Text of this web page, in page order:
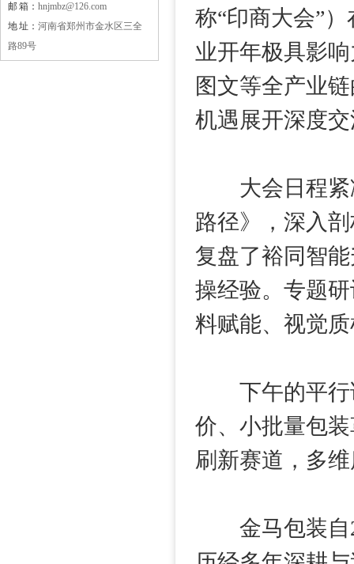
邮 箱： hnjmbz@126.com
地 址： 河南省郑州市金水区三全
路89号
称“印商大会”
业开年极具影
图文等全产业
机遇展开深度
大会日程紧
路径》，深入
复盘了裕同智
操经验。专题
料赋能、视觉
下午的平行
价、小批量包
刷新赛道，多
金马包装自